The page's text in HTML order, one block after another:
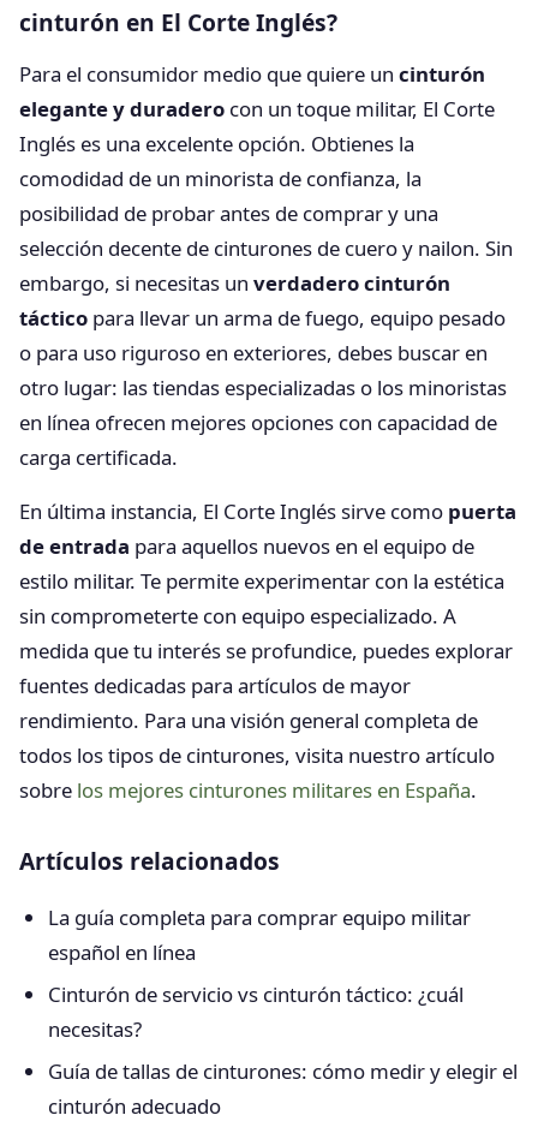
cinturón en El Corte Inglés?
Para el consumidor medio que quiere un cinturón
elegante y duradero con un toque militar, El Corte
Inglés es una excelente opción. Obtienes la
comodidad de un minorista de confianza, la
posibilidad de probar antes de comprar y una
selección decente de cinturones de cuero y nailon. Sin
embargo, si necesitas un verdadero cinturón
táctico para llevar un arma de fuego, equipo pesado
o para uso riguroso en exteriores, debes buscar en
otro lugar: las tiendas especializadas o los minoristas
en línea ofrecen mejores opciones con capacidad de
carga certificada.
En última instancia, El Corte Inglés sirve como puerta
de entrada para aquellos nuevos en el equipo de
estilo militar. Te permite experimentar con la estética
sin comprometerte con equipo especializado. A
medida que tu interés se profundice, puedes explorar
fuentes dedicadas para artículos de mayor
rendimiento. Para una visión general completa de
todos los tipos de cinturones, visita nuestro artículo
sobre los mejores cinturones militares en España.
Artículos relacionados
La guía completa para comprar equipo militar
español en línea
Cinturón de servicio vs cinturón táctico: ¿cuál
necesitas?
Guía de tallas de cinturones: cómo medir y elegir el
cinturón adecuado